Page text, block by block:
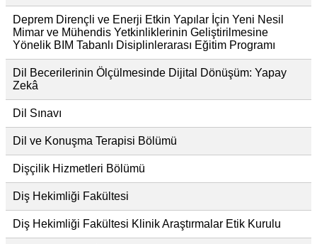
Deprem Dirençli ve Enerji Etkin Yapılar İçin Yeni Nesil
Mimar ve Mühendis Yetkinliklerinin Geliştirilmesine
Yönelik BIM Tabanlı Disiplinlerarası Eğitim Programı
Dil Becerilerinin Ölçülmesinde Dijital Dönüşüm: Yapay
Zekâ
Dil Sınavı
Dil ve Konuşma Terapisi Bölümü
Dişçilik Hizmetleri Bölümü
Diş Hekimliği Fakültesi
Diş Hekimliği Fakültesi Klinik Araştırmalar Etik Kurulu